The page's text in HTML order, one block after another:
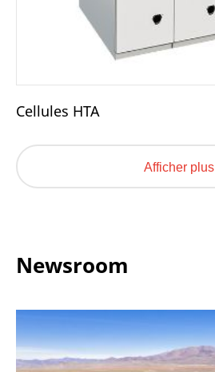
Cellules HTA
Afficher plus
Newsroom